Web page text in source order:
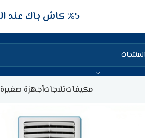
5‎% كاش باك عند الدفع عن طريق الفيزا البنكيه
مكيفاتثلاجاتأجهزة صغيرة